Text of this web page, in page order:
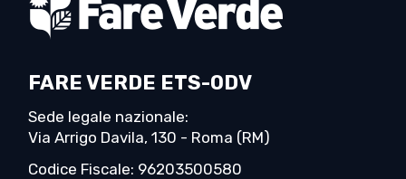
FARE VERDE ETS-ODV
Sede legale nazionale:
Via Arrigo Davila, 130 - Roma (RM)
Codice Fiscale: 96203500580